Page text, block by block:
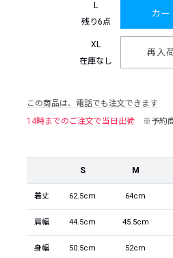
L
残り6点
カー
XL
在庫なし
再入
この商品は、電話でも注文できます
14時までのご注文で当日出荷
※予約
S M
着丈 62.5cm 64cm
肩幅 44.5cm 45.5cm
身幅 50.5cm 52cm